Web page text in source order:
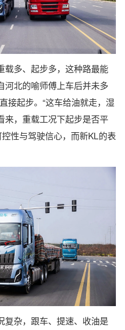
载多、起步多，这种路最能
河北的喻师傅上车后并未多
接起步。“这车给油就走，湿
来，重载工况下起步是否平
性与驾驶信心，而新KL的表
复杂，跟车、提速、收油是